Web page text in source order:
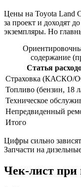
Цены на Toyota Land
за проект и доходят
экземпляры. Но
содержание
Статья
Страховка (КАСКО/
Топливо (бензин, 18
Техническое
Непредвиденный
Итого
Цифры сильно
Запчасти на
Чек-лист при